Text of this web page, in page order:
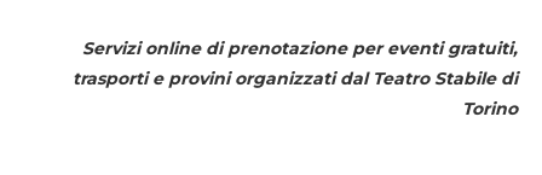
Servizi online di prenotazione per eventi gratuiti,
trasporti e provini organizzati dal Teatro Stabile di
Torino